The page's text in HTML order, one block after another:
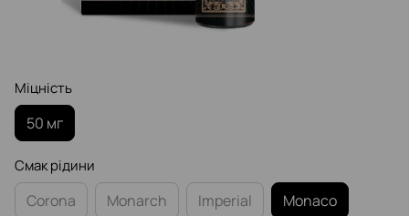
Міцність
50 мг
Смак рідини
Corona Monarch Imperial Monaco